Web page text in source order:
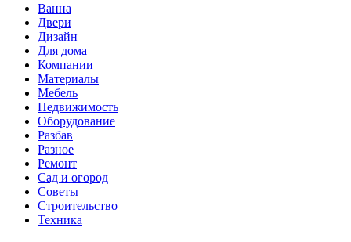
Ванна
Двери
Дизайн
Для дома
Компании
Материалы
Мебель
Недвижимость
Оборудование
Разбав
Разное
Ремонт
Сад и огород
Советы
Строительство
Техника